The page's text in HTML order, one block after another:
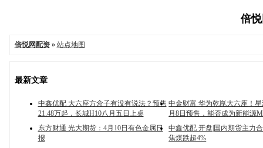
倍
倍悦网配资» 站点地图
最新文章
中鑫优配 大六座方盒子有没有说法？预售
21.48万起，长城H10八月五日上桌
中金财富 华为乾崑大六座！
月8日预售，能否成为新能源
东方财通 光大期货：4月10日有色金属日
报
中鑫优配 开盘|国内期货主力
焦煤跌超4%